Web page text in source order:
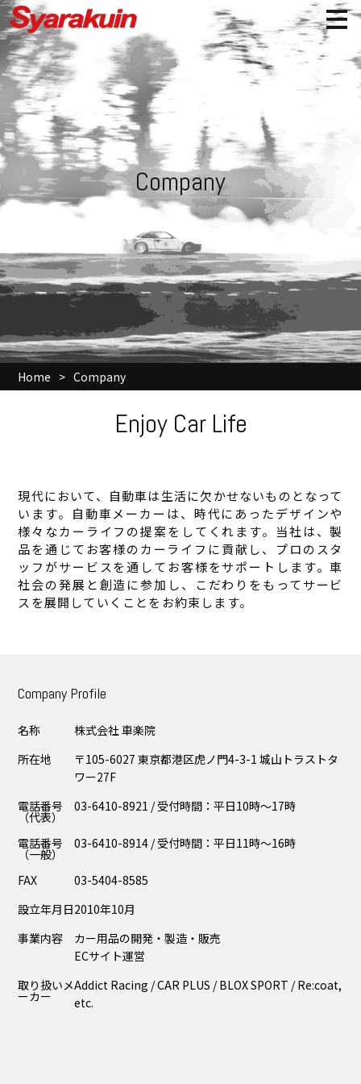
Company
Product
Contact
Company
Home > Company
Enjoy Car Life
現代において、自動車は生活に欠かせないものとなって
います。自動車メーカーは、時代にあったデザインや
様々なカーライフの提案をしてくれます。当社は、製
品を通じてお客様のカーライフに貢献し、プロのスタ
ッフがサービスを通してお客様をサポートします。車
社会の発展と創造に参加し、こだわりをもってサービ
スを展開していくことをお約束します。
Company Profile
名称
株式会社 車楽院
所在地
〒105-6027 東京都港区虎ノ門4-3-1 城山トラストタ
ワー27F
電話番号
（代表）
03-6410-8921 / 受付時間：平日10時～17時
電話番号
（一般）
03-6410-8914 / 受付時間：平日11時～16時
FAX
03-5404-8585
設立年月日2010年10月
事業内容
カー用品の開発・製造・販売
ECサイト運営
取り扱いメ
ーカー
Addict Racing / CAR PLUS / BLOX SPORT / Re:coat,
etc.